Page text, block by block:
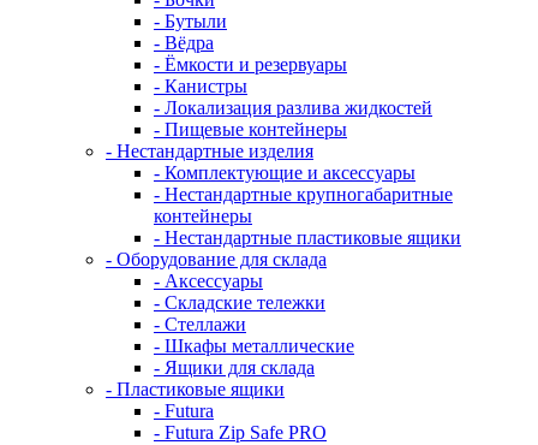
- Бутыли
- Вёдра
- Ёмкости и резервуары
- Канистры
- Локализация разлива жидкостей
- Пищевые контейнеры
- Нестандартные изделия
- Комплектующие и аксессуары
- Нестандартные крупногабаритные
контейнеры
- Нестандартные пластиковые ящики
- Оборудование для склада
- Аксессуары
- Складские тележки
- Стеллажи
- Шкафы металлические
- Ящики для склада
- Пластиковые ящики
- Futura
- Futura Zip Safe PRO